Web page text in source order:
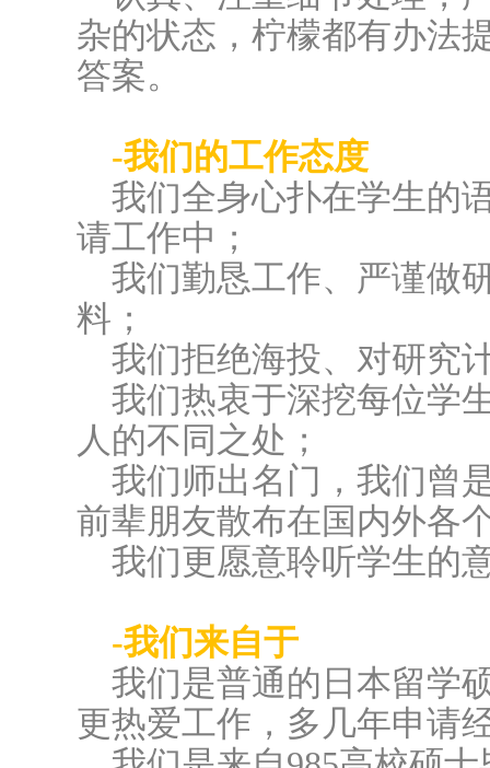
杂的状态，柠檬都有办法
答案。
-我们的工作态度
我们全身心扑在学生的
请工作中；
我们勤恳工作、严谨做
料；
我们拒绝海投、对研究
我们热衷于深挖每位学
人的不同之处；
我们师出名门，我们曾
前辈朋友散布在国内外各
我们更愿意聆听学生的
-我们来自于
我们是普通的日本留学
更热爱工作，多几年申请